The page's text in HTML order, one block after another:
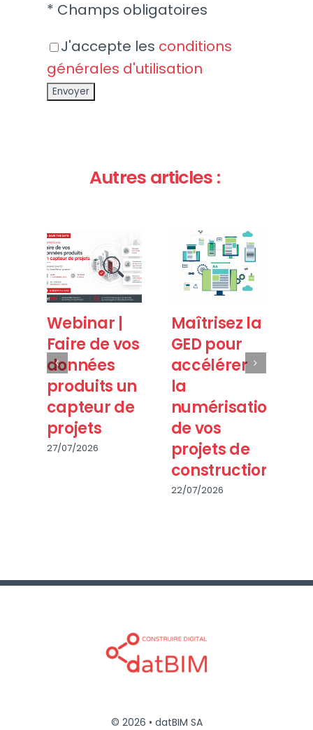
* Champs obligatoires
J'accepte les conditions
générales d'utilisation
Autres articles :
Webinar |
Faire de vos
données
produits un
capteur de
projets
27/07/2026
Maîtrisez la
GED pour
accélérer
la
numérisation
de vos
projets de
construction
22/07/2026
© 2026 • datBIM SA